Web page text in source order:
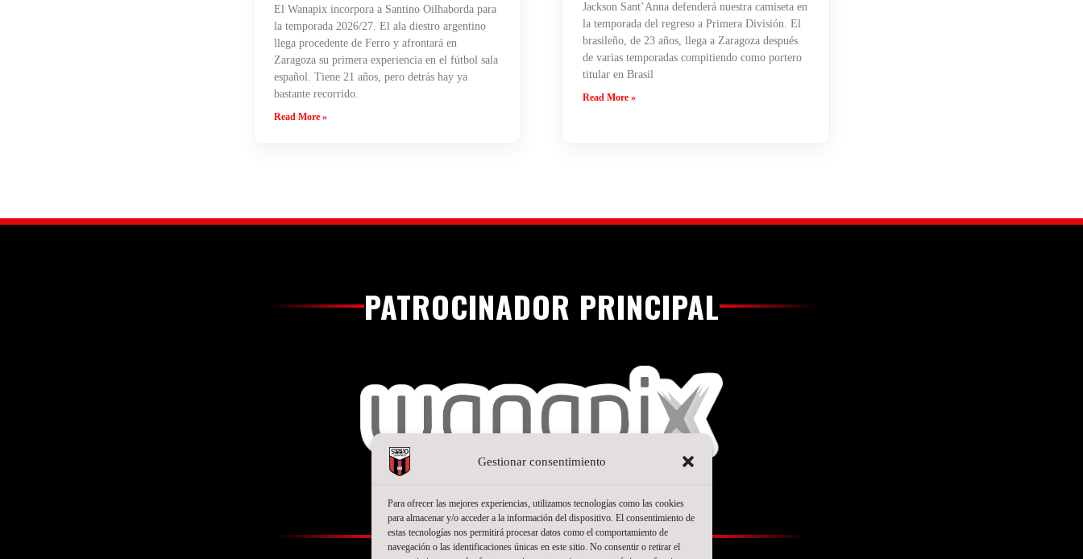
Gestionar consentimiento
Para ofrecer las mejores experiencias, utilizamos tecnologías como las cookies
para almacenar y/o acceder a la información del dispositivo. El consentimiento de
estas tecnologías nos permitirá procesar datos como el comportamiento de
navegación o las identificaciones únicas en este sitio. No consentir o retirar el
El Wanapix incorpora a Santino Oilhaborda para
la temporada 2026/27. El ala diestro argentino
llega procedente de Ferro y afrontará en
Zaragoza su primera experiencia en el fútbol sala
español. Tiene 21 años, pero detrás hay ya
bastante recorrido.
Read More »
Jackson Sant’Anna defenderá nuestra camiseta en
la temporada del regreso a Primera División. El
brasileño, de 23 años, llega a Zaragoza después
de varias temporadas compitiendo como portero
titular en Brasil
Read More »
PATROCINADOR PRINCIPAL
SEGUNDO PATROCINADOR